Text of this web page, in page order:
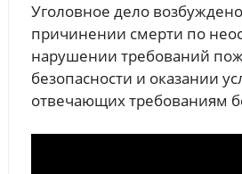
Уголовное дело
причинении смерти по
нарушении требований
безопасности и оказании
отвечающих требованиям